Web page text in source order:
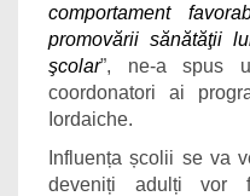
comportament
promovării sănătăţii
şcolar”, ne-a spus
coordonatori ai
Iordaiche.
Influența școlii se va
deveniți adulți vor